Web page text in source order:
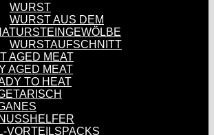
WURST
WURST AUS DEM
WURSTAUFSCHNITT
AGED MEAT
AGED MEAT
TO HEAT
VORTEILSPACKS